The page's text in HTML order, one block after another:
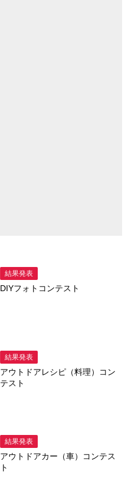
結果発表
DIYフォトコンテスト
結果発表
アウトドアレシピ（料理）コン
テスト
結果発表
アウトドアカー（車）コンテス
ト